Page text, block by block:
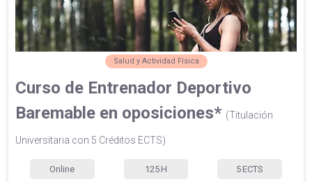
Salud y Actividad Física
Curso de Entrenador Deportivo
Baremable en oposiciones* (Titulación
Universitaria con 5 Créditos ECTS)
Online 125 H 5 ECTS